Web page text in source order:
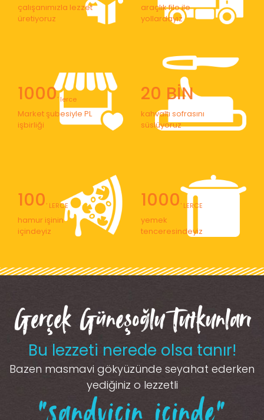
çalışanımızla lezzet
üretiyoruz
araçlık filo ile
yollardayız
1000' lerce
Market şubesiyle PL
işbirliği
20 BİN
kahvaltı sofrasını
süslüyoruz
100' LERCE
hamur işinin
içindeyiz
1000' LERCE
yemek
tenceresindeyiz
Gerçek Güneşoğlu Tutkunları
Bu lezzeti nerede olsa tanır!
Bazen masmavi gökyüzünde seyahat ederken
yediğiniz o lezzetli